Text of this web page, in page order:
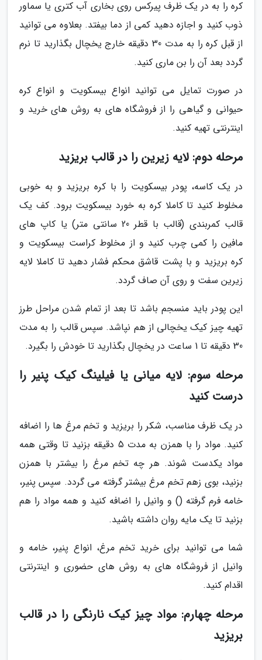
کره را به در یک ظرف پیرکس روی بخاری آب کتری یا سماور
ذوب کنید و اجازه دهید کمی از دما بیفتد. بعلاوه می توانید
از قبل کره را به مدت 30 دقیقه خارج یخچال بگذارید تا نرم
گردد بعد آن را بن ماری کنید.
در صورت تمایل می توانید انواع بیسکویت و انواع کره
حیوانی و گیاهی را از فروشگاه های به روش های خرید و
اینترنتی تهیه کنید.
مرحله دوم: لایه زیرین را در قالب بریزید
در یک کاسه، پودر بیسکویت را با کره بریزید و به خوبی
مخلوط کنید تا کاملا کره به خورد بیسکویت برود. کف یک
قالب کمربندی (قالب با قطر 20 سانتی متر) یا کاپ های
مافین را کمی چرب کنید و از مخلوط کراست بیسکویت و
کره بریزید و با پشت قاشق محکم فشار دهید تا کاملا لایه
زیرین سفت و روی آن صاف گردد.
این پودر باید منسجم باشد تا بعد از تمام شدن مراحل طرز
تهیه چیز کیک یخچالی از هم نپاشد. سپس قالب را به مدت
30 دقیقه تا 1 ساعت در یخچال بگذارید تا خودش را بگیرد.
مرحله سوم: لایه میانی یا فیلینگ کیک پنیر را
درست کنید
در یک ظرف مناسب، شکر را بریزید و تخم مرغ ها را اضافه
کنید. مواد را با همزن به مدت 5 دقیقه بزنید تا وقتی همه
مواد یکدست شوند. هر چه تخم مرغ را بیشتر با همزن
بزنید، بوی زهم تخم مرغ بیشتر گرفته می گردد. سپس پنیر،
خامه فرم گرفته () و وانیل را اضافه کنید و همه مواد را هم
بزنید تا یک مایه روان داشته باشید.
شما می توانید برای خرید تخم مرغ، انواع پنیر، خامه و
وانیل از فروشگاه های به روش های حضوری و اینترنتی
اقدام کنید.
مرحله چهارم: مواد چیز کیک نارنگی را در قالب
بریزید